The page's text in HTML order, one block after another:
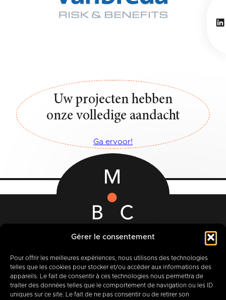
Gérer le consentement
Pour offrir les meilleures expériences, nous utilisons des technologies
telles que les cookies pour stocker et/ou accéder aux informations des
appareils. Le fait de consentir à ces technologies nous permettra de
traiter des données telles que le comportement de navigation ou les ID
uniques sur ce site. Le fait de ne pas consentir ou de retirer son
Uw projecten hebben
onze volledige aandacht
Ga ervoor!
Rue des Quatre Fils Aymon, 12-14
+32 (0) 65 39 95 70